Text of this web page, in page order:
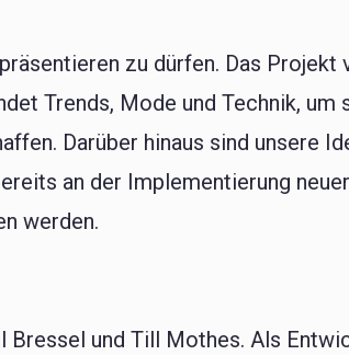
zu dürfen. Das Projekt
Trends, Mode und Technik,
Darüber hinaus sind unsere
an der Implementierung
werden.
Bressel und Till Mothes. Als